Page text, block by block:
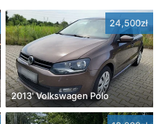
24,500zł
2013' Volkswagen Polo